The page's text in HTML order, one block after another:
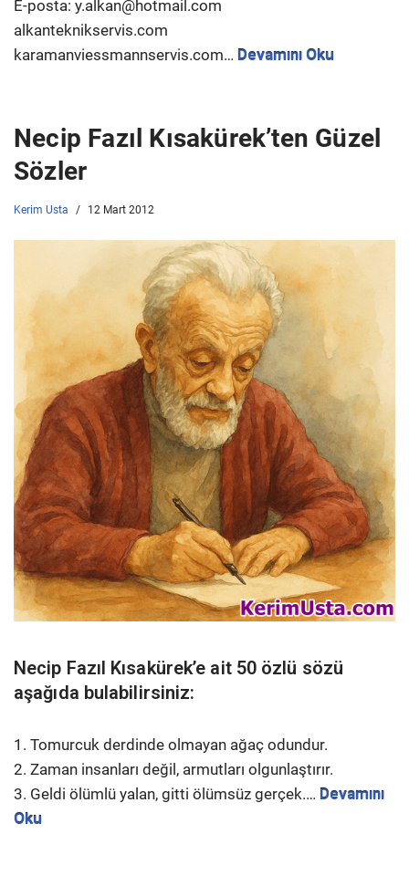
E-posta: y.alkan@hotmail.com
alkanteknikservis.com
karamanviessmannservis.com… Devamını Oku
Necip Fazıl Kısakürek’ten Güzel
Sözler
Kerim Usta 12 Mart 2012
Necip Fazıl Kısakürek’e ait 50 özlü sözü
aşağıda bulabilirsiniz:
1. Tomurcuk derdinde olmayan ağaç odundur.
2. Zaman insanları değil, armutları olgunlaştırır.
3. Geldi ölümlü yalan, gitti ölümsüz gerçek.… Devamını
Oku